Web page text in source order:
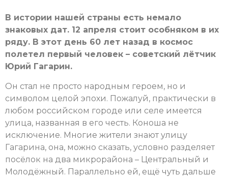
В истории нашей страны есть немало
знаковых дат. 12 апреля стоит особняком в их
ряду. В этот день 60 лет назад в космос
полетел первый человек – советский лётчик
Юрий Гагарин.
Он стал не просто народным героем, но и
символом целой эпохи. Пожалуй, практически в
любом российском городе или селе имеется
улица, названная в его честь. Коноша не
исключение. Многие жители знают улицу
Гагарина, она, можно сказать, условно разделяет
посёлок на два микрорайона – Центральный и
Молодёжный. Параллельно ей, ещё чуть дальше